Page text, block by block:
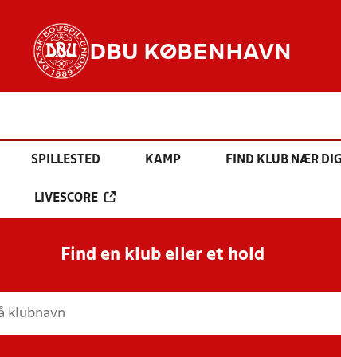
DBU KØBENHAVN
SPILLESTED KAMP FIND KLUB NÆR
LIVESCORE
Find en klub eller et hold